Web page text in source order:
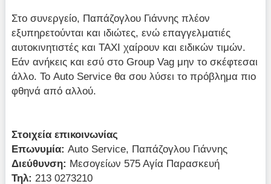
Στο συνεργείο, Παπάζογλου Γιάννης πλέον
εξυπηρετούνται και ιδιώτες, ενώ επαγγελματιές
αυτοκινητιστές και TAXI χαίρουν και ειδικών τιμών.
Εάν ανήκεις και εσύ στο Group Vag μην το σκέφτεσαι
άλλο. Το Auto Service θα σου λύσει το πρόβλημα πιο
φθηνά από αλλού.
Στοιχεία επικοινωνίας
Επωνυμία: Auto Service, Παπάζογλου Γιάννης
Διεύθυνση: Μεσογείων 575 Αγία Παρασκευή
Τηλ: 213 0273210